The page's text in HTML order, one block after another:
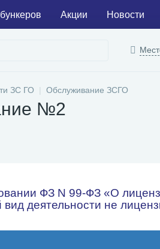
Акции Новости
ЗС ГО Обслуживание ЗСГО
№2
ФЗ N 99-ФЗ «О
деятельности не